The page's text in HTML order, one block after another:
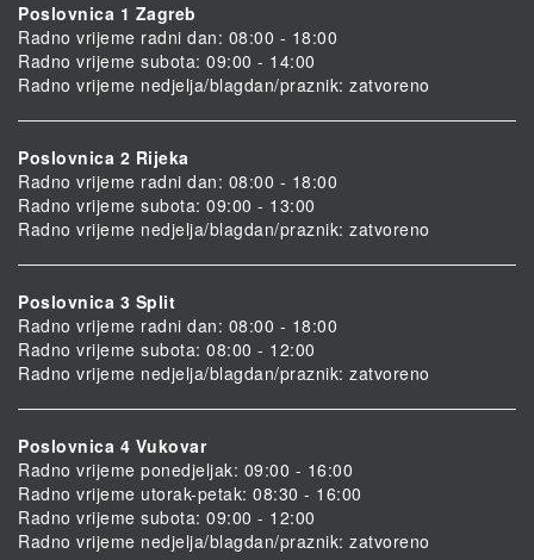
Poslovnica 1 Zagreb
Radno vrijeme radni dan: 08:00 - 18:00
Radno vrijeme subota: 09:00 - 14:00
Radno vrijeme nedjelja/blagdan/praznik: zatvoreno
Poslovnica 2 Rijeka
Radno vrijeme radni dan: 08:00 - 18:00
Radno vrijeme subota: 09:00 - 13:00
Radno vrijeme nedjelja/blagdan/praznik: zatvoreno
Poslovnica 3 Split
Radno vrijeme radni dan: 08:00 - 18:00
Radno vrijeme subota: 08:00 - 12:00
Radno vrijeme nedjelja/blagdan/praznik: zatvoreno
Poslovnica 4 Vukovar
Radno vrijeme ponedjeljak: 09:00 - 16:00
Radno vrijeme utorak-petak: 08:30 - 16:00
Radno vrijeme subota: 09:00 - 12:00
Radno vrijeme nedjelja/blagdan/praznik: zatvoreno